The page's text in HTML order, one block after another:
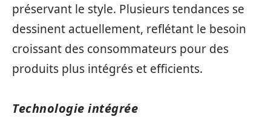
préservant le style. Plusieurs tendances se
dessinent actuellement, reflétant le besoin
croissant des consommateurs pour des
produits plus intégrés et efficients.
Technologie intégrée